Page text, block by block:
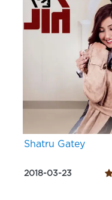
Shatru Gatey
2018-03-23